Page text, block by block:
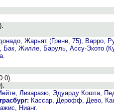
Жарьят (Грене, 75), Варро,
Бак, Жилле, Баруль, Ассу-Экото
Лизаразю, Эдуарду Кошта,
Кассар, Дерофф, Дево,
Нианг.